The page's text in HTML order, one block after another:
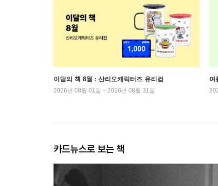
이달의 책 8월 : 산리오캐릭터즈 유리컵
2026년 08월 01일 ~ 2026년 08월 31일
여
카드뉴스로 보는 책